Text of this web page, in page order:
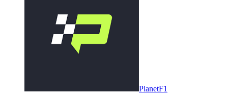
PlanetF1